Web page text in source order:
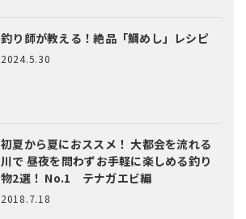
釣り師が教える！絶品「鯛めし」レシピ
2024.5.30
初夏から夏におススメ！ 大都会を流れる
川で 昼夜を問わずお手軽に楽しめる釣り
物2選！ No.1 テナガエビ編
2018.7.18